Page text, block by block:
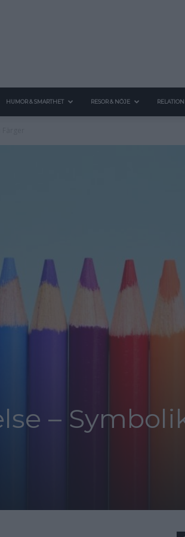
HUMOR & SMARTHET RESOR & NÖJE
–